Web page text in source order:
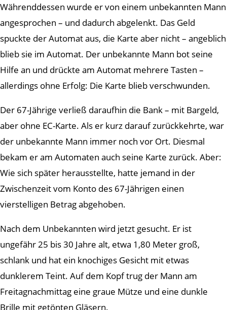
Währenddessen wurde er von einem unbekannten Mann
angesprochen – und dadurch abgelenkt. Das Geld
spuckte der Automat aus, die Karte aber nicht – angeblich
blieb sie im Automat. Der unbekannte Mann bot seine
Hilfe an und drückte am Automat mehrere Tasten –
allerdings ohne Erfolg: Die Karte blieb verschwunden.
Der 67-Jährige verließ daraufhin die Bank – mit Bargeld,
aber ohne EC-Karte. Als er kurz darauf zurückkehrte, war
der unbekannte Mann immer noch vor Ort. Diesmal
bekam er am Automaten auch seine Karte zurück. Aber:
Wie sich später herausstellte, hatte jemand in der
Zwischenzeit vom Konto des 67-Jährigen einen
vierstelligen Betrag abgehoben.
Nach dem Unbekannten wird jetzt gesucht. Er ist
ungefähr 25 bis 30 Jahre alt, etwa 1,80 Meter groß,
schlank und hat ein knochiges Gesicht mit etwas
dunklerem Teint. Auf dem Kopf trug der Mann am
Freitagnachmittag eine graue Mütze und eine dunkle
Brille mit getönten Gläsern.